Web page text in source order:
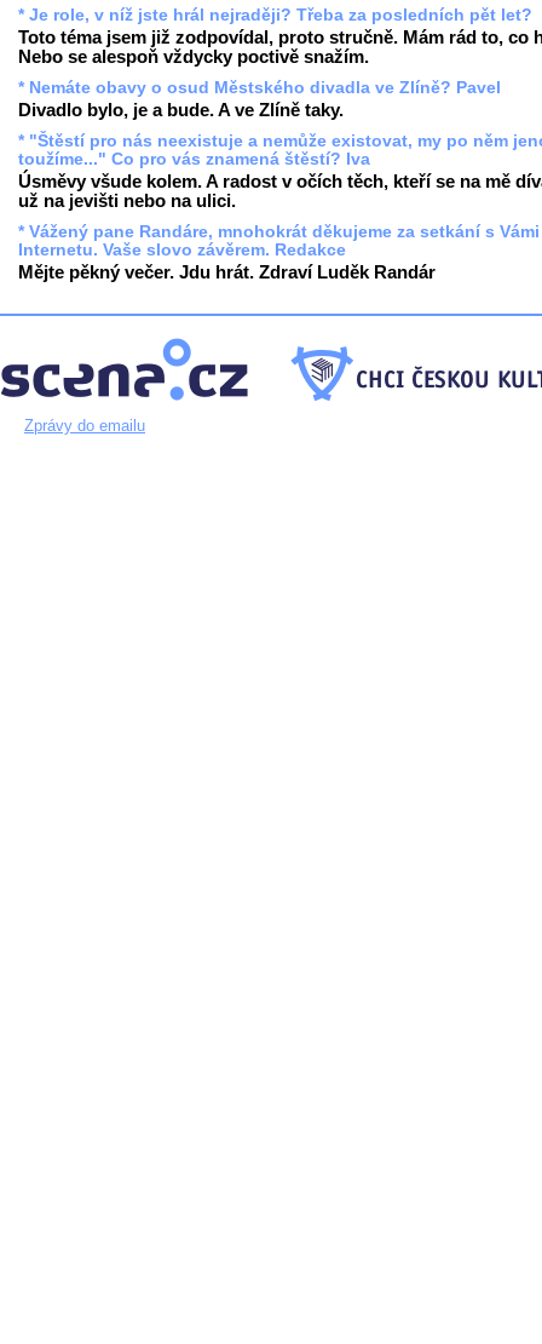
* Je role, v níž jste hrál nejraději? Třeba za posledních pět let?
Toto téma jsem již zodpovídal, proto stručně. Mám rád to, co
Nebo se alespoň vždycky poctivě snažím.
* Nemáte obavy o osud Městského divadla ve Zlíně? Pavel
Divadlo bylo, je a bude. A ve Zlíně taky.
* "Štěstí pro nás neexistuje a nemůže existovat, my po něm
toužíme..." Co pro vás znamená štěstí? Iva
Úsměvy všude kolem. A radost v očích těch, kteří se na mě
už na jevišti nebo na ulici.
* Vážený pane Randáre, mnohokrát děkujeme za setkání s
Internetu. Vaše slovo závěrem. Redakce
Mějte pěkný večer. Jdu hrát. Zdraví Luděk Randár
Zprávy do emailu